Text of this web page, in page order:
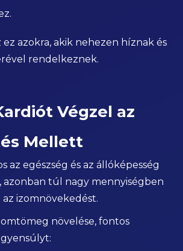
ez azokra, akik nehezen híznak és
rendelkeznek.
Végzel az
Mellett
az egészség és az állóképesség
azonban túl nagy mennyiségben
izomnövekedést.
növelése, fontos